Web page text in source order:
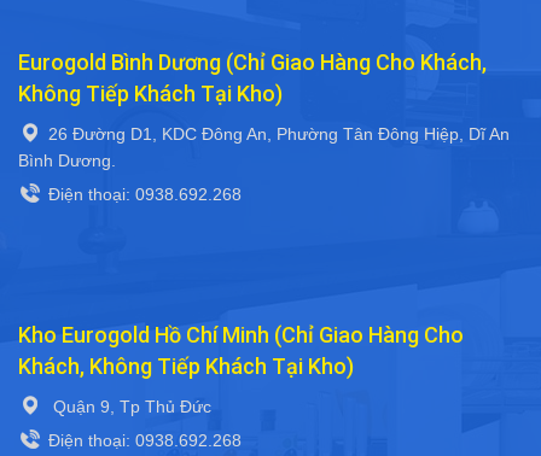
Eurogold Bình Dương (Chỉ Giao Hàng Cho Khách,
Không Tiếp Khách Tại Kho)
26 Đường D1, KDC Đông An, Phường Tân Đông Hiệp, Dĩ An
Bình Dương.
Điện thoại: 0938.692.268
Kho Eurogold Hồ Chí Minh (Chỉ Giao Hàng Cho
Khách, Không Tiếp Khách Tại Kho)
Quận 9, Tp Thủ Đức
Điện thoại: 0938.692.268